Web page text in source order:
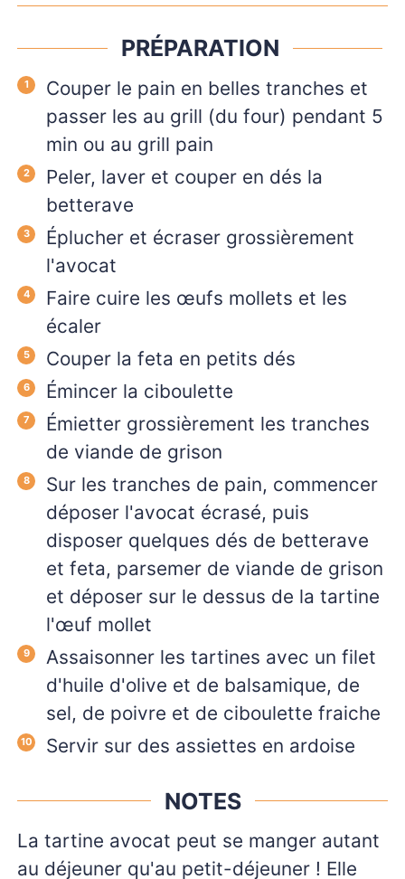
PRÉPARATION
Couper le pain en belles tranches et
passer les au grill (du four) pendant 5
min ou au grill pain
Peler, laver et couper en dés la
betterave
Éplucher et écraser grossièrement
l'avocat
Faire cuire les œufs mollets et les
écaler
Couper la feta en petits dés
Émincer la ciboulette
Émietter grossièrement les tranches
de viande de grison
Sur les tranches de pain, commencer
déposer l'avocat écrasé, puis
disposer quelques dés de betterave
et feta, parsemer de viande de grison
et déposer sur le dessus de la tartine
l'œuf mollet
Assaisonner les tartines avec un filet
d'huile d'olive et de balsamique, de
sel, de poivre et de ciboulette fraiche
Servir sur des assiettes en ardoise
NOTES
La tartine avocat peut se manger autant
au déjeuner qu'au petit-déjeuner ! Elle